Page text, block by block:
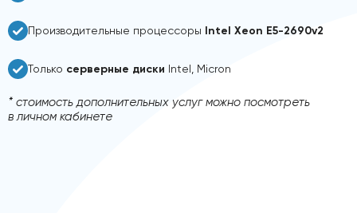
Производительные процессоры Intel Xeon E5-2690v2
Только серверные диски Intel, Micron
* стоимость дополнительных услуг можно посмотреть
в личном кабинете